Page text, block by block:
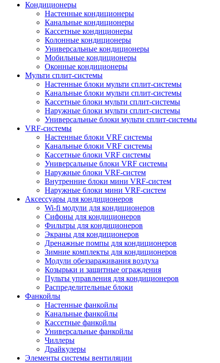
Кондиционеры
Настенные кондиционеры
Канальные кондиционеры
Кассетные кондиционеры
Колонные кондиционеры
Универсальные кондиционеры
Мобильные кондиционеры
Оконные кондиционеры
Мульти сплит-системы
Настенные блоки мульти сплит-системы
Канальные блоки мульти сплит-системы
Кассетные блоки мульти сплит-системы
Наружные блоки мульти сплит-системы
Универсальные блоки мульти сплит-системы
VRF-системы
Настенные блоки VRF системы
Канальные блоки VRF системы
Кассетные блоки VRF системы
Универсальные блоки VRF системы
Наружные блоки VRF-систем
Внутренние блоки мини VRF-систем
Наружные блоки мини VRF-систем
Аксессуары для кондиционеров
Wi-fi модули для кондиционеров
Сифоны для кондиционеров
Фильтры для кондиционеров
Экраны для кондиционеров
Дренажные помпы для кондиционеров
Зимние комплекты для кондиционеров
Модули обеззараживания воздуха
Козырьки и защитные ограждения
Пульты управления для кондиционеров
Распределительные блоки
Фанкойлы
Настенные фанкойлы
Канальные фанкойлы
Кассетные фанкойлы
Универсальные фанкойлы
Чиллеры
Драйкулеры
Элементы системы вентиляции